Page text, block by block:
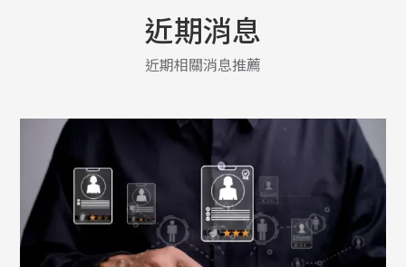
近期消息
近期相關消息推薦